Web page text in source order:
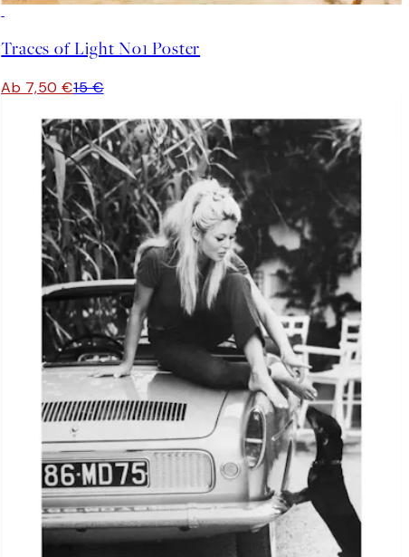
Traces of Light No1 Poster
Ab 7,50 €15 €